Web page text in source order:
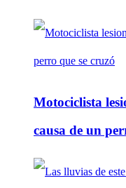
Motociclista
causa de un